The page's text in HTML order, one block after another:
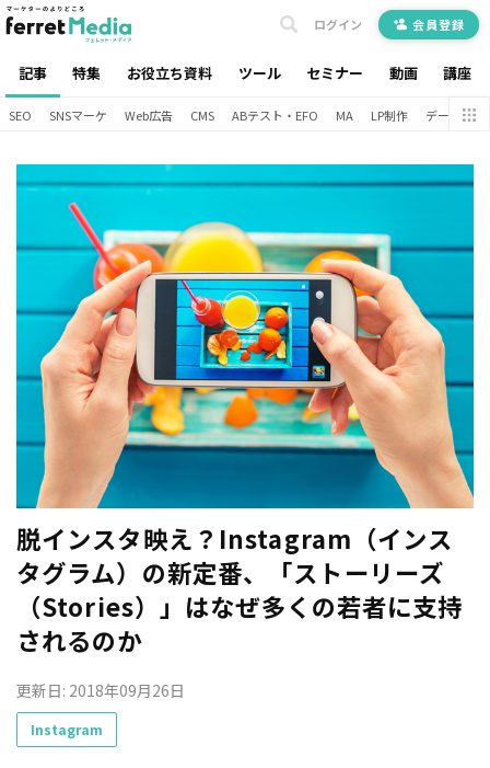
記事 特集 お役立ち資料 ツール セミナー 動画 講座
ログイン 会員登録
SEO SNSマーケ Web広告 CMS ABテスト・EFO MA LP制作 データ分析
脱インスタ映え？Instagram（インス
タグラム）の新定番、「ストーリーズ
（Stories）」はなぜ多くの若者に支持
されるのか
更新日: 2018年09月26日
Instagram